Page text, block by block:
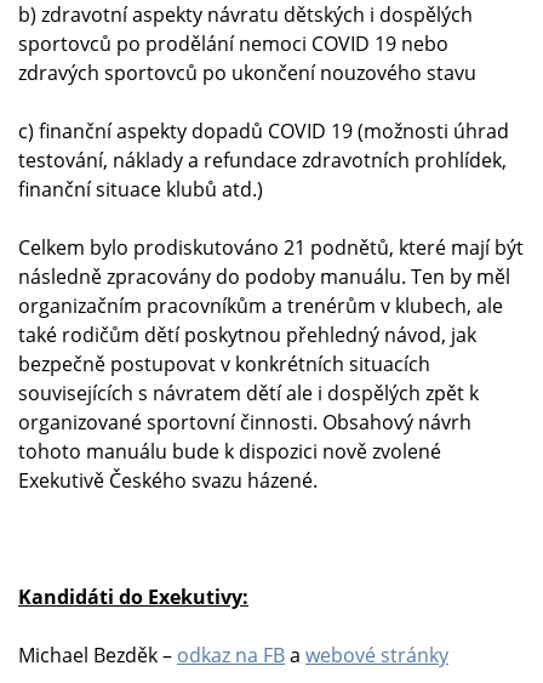
b) zdravotní aspekty návratu dětských i dospělých
sportovců po prodělání nemoci COVID 19 nebo
zdravých sportovců po ukončení nouzového stavu
c) finanční aspekty dopadů COVID 19 (možnosti úhrad
testování, náklady a refundace zdravotních prohlídek,
finanční situace klubů atd.)
Celkem bylo prodiskutováno 21 podnětů, které mají být
následně zpracovány do podoby manuálu. Ten by měl
organizačním pracovníkům a trenérům v klubech, ale
také rodičům dětí poskytnou přehledný návod, jak
bezpečně postupovat v konkrétních situacích
souvisejících s návratem dětí ale i dospělých zpět k
organizované sportovní činnosti. Obsahový návrh
tohoto manuálu bude k dispozici nově zvolené
Exekutivě Českého svazu házené.
Kandidáti do Exekutivy:
Michael Bezděk – odkaz na FBa webové stránky